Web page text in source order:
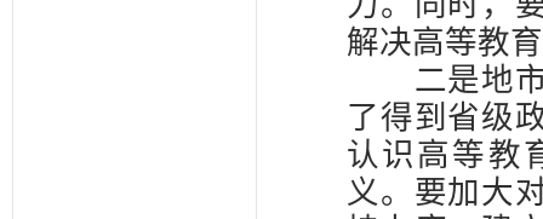
解决高等教
二是地市
了得到省级
认识高等教
义。要加大